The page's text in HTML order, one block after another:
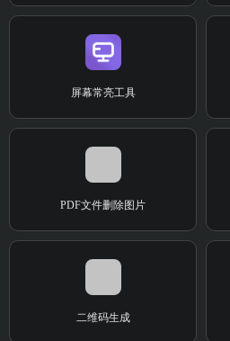
屏幕常亮工具
PDF文件删除图片
二维码生成